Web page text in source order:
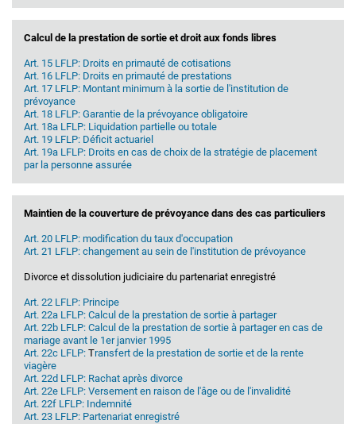
Calcul de la prestation de sortie et droit aux fonds libres
Art. 15 LFLP: Droits en primauté de cotisations
Art. 16 LFLP: Droits en primauté de prestations
Art. 17 LFLP: Montant minimum à la sortie de l'institution de
prévoyance
Art. 18 LFLP: Garantie de la prévoyance obligatoire
Art. 18a LFLP: Liquidation partielle ou totale
Art. 19 LFLP: Déficit actuariel
Art. 19a LFLP: Droits en cas de choix de la stratégie de placement
par la personne assurée
Maintien de la couverture de prévoyance dans des cas particuliers
Art. 20 LFLP: modification du taux d'occupation
Art. 21 LFLP: changement au sein de l'institution de prévoyance
Divorce et dissolution judiciaire du partenariat enregistré
Art. 22 LFLP: Principe
Art. 22a LFLP: Calcul de la prestation de sortie à partager
Art. 22b LFLP: Calcul de la prestation de sortie à partager en cas de
mariage avant le 1er janvier 1995
Art. 22c LFLP: Transfert de la prestation de sortie et de la rente
viagère
Art. 22d LFLP: Rachat après divorce
Art. 22e LFLP: Versement en raison de l'âge ou de l'invalidité
Art. 22f LFLP: Indemnité
Art. 23 LFLP: Partenariat enregistré